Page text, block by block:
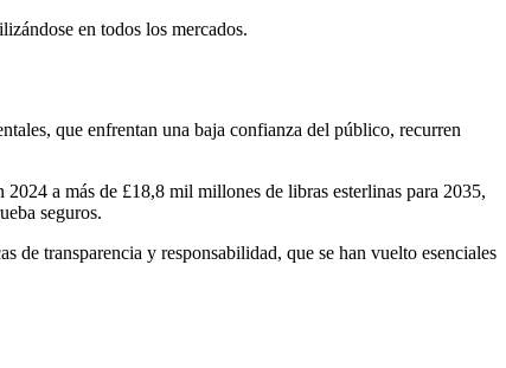
en todos los mercados.
que enfrentan una baja confianza del público, recurren
a más de £18,8 mil millones de libras esterlinas para 2035,
seguros.
de transparencia y responsabilidad, que se han vuelto esenciales